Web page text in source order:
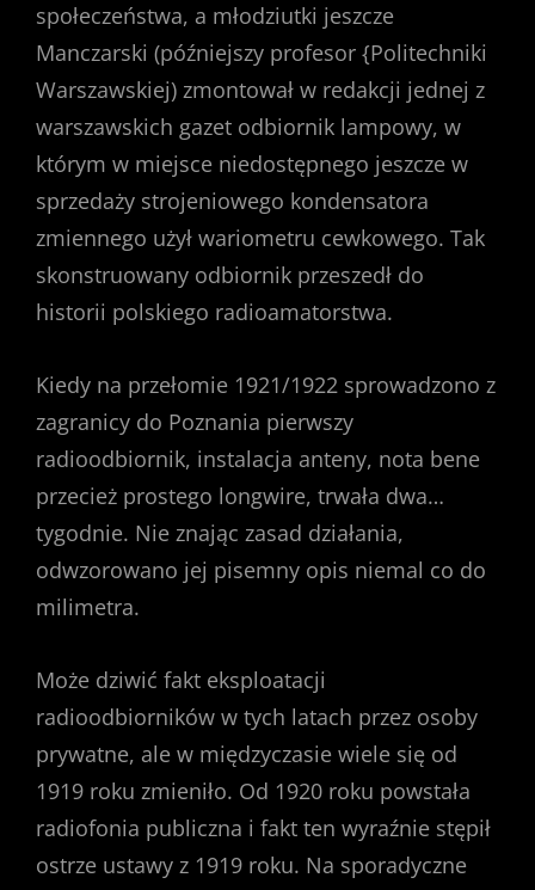
społeczeństwa, a młodziutki jeszcze
Manczarski (późniejszy profesor {Politechniki
Warszawskiej) zmontował w redakcji jednej z
warszawskich gazet odbiornik lampowy, w
którym w miejsce niedostępnego jeszcze w
sprzedaży strojeniowego kondensatora
zmiennego użył wariometru cewkowego. Tak
skonstruowany odbiornik przeszedł do
historii polskiego radioamatorstwa.
Kiedy na przełomie 1921/1922 sprowadzono z
zagranicy do Poznania pierwszy
radioodbiornik, instalacja anteny, nota bene
przecież prostego longwire, trwała dwa…
tygodnie. Nie znając zasad działania,
odwzorowano jej pisemny opis niemal co do
milimetra.
Może dziwić fakt eksploatacji
radioodbiorników w tych latach przez osoby
prywatne, ale w międzyczasie wiele się od
1919 roku zmieniło. Od 1920 roku powstała
radiofonia publiczna i fakt ten wyraźnie stępił
ostrze ustawy z 1919 roku. Na sporadyczne